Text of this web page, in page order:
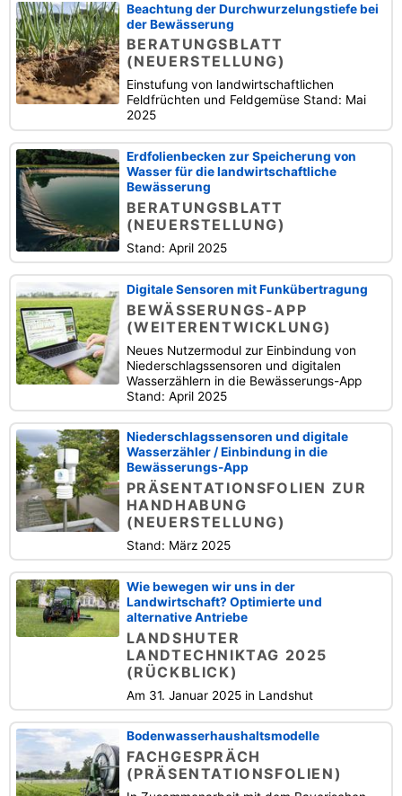
Beachtung der Durchwurzelungstiefe bei
der Bewässerung
BERATUNGSBLATT
(NEUERSTELLUNG)
Einstufung von landwirtschaftlichen
Feldfrüchten und Feldgemüse Stand: Mai
2025
Erdfolienbecken zur Speicherung von
Wasser für die landwirtschaftliche
Bewässerung
BERATUNGSBLATT
(NEUERSTELLUNG)
Stand: April 2025
Digitale Sensoren mit Funkübertragung
BEWÄSSERUNGS-APP
(WEITERENTWICKLUNG)
Neues Nutzermodul zur Einbindung von
Niederschlagssensoren und digitalen
Wasserzählern in die Bewässerungs-App
Stand: April 2025
Niederschlagssensoren und digitale
Wasserzähler / Einbindung in die
Bewässerungs-App
PRÄSENTATIONSFOLIEN ZUR
HANDHABUNG
(NEUERSTELLUNG)
Stand: März 2025
Wie bewegen wir uns in der
Landwirtschaft? Optimierte und
alternative Antriebe
LANDSHUTER
LANDTECHNIKTAG 2025
(RÜCKBLICK)
Am 31. Januar 2025 in Landshut
Bodenwasserhaushaltsmodelle
FACHGESPRÄCH
(PRÄSENTATIONSFOLIEN)